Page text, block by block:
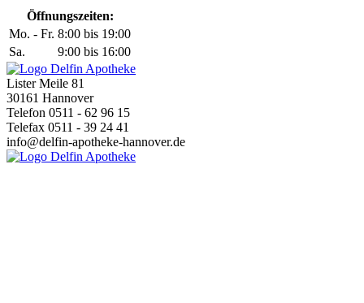
Öffnungszeiten:
Mo. - Fr. 8:00 bis 19:00
Sa.
9:00 bis 16:00
Lister Meile 81
30161 Hannover
Telefon 0511 - 62 96 15
Telefax 0511 - 39 24 41
info@delfin-apotheke-hannover.de